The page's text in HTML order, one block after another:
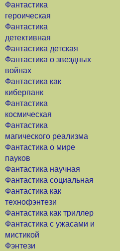
Фантастика
героическая
Фантастика
детективная
Фантастика детская
Фантастика о звездных
войнах
Фантастика как
киберпанк
Фантастика
космическая
Фантастика
магического реализма
Фантастика о мире
пауков
Фантастика научная
Фантастика социальная
Фантастика как
технофэнтези
Фантастика как триллер
Фантастика с ужасами и
мистикой
Фэнтези